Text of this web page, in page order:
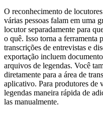
O reconhecimento de
várias pessoas falam em uma
locutor separadamente para
o quê. Isso torna a ferramenta
transcrições de entrevistas e
exportação incluem
arquivos de legendas. Você
diretamente para a área de
aplicativo. Para produtores de
legendas maneira rápida de
las manualmente.